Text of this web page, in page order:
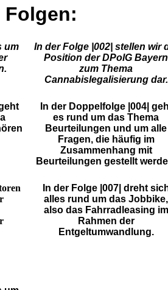
Folgen:
um
In der Folge |002| stellen wir
Position der DPolG Bayern
zum Thema
Cannabislegalisierung dar.
In der Doppelfolge |004|
es rund um das Thema
Beurteilungen und um alle
Fragen, die häufig im
Zusammenhang mit
Beurteilungen gestellt
In der Folge |007| dreht
alles rund um das Jobbike,
also das Fahrradleasing im
Rahmen der
Entgeltumwandlung.